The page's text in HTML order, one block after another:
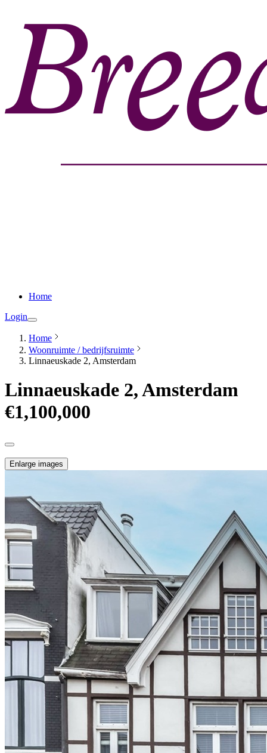
Home
Login
Home
Woonruimte / bedrijfsruimte
Linnaeuskade 2, Amsterdam
Linnaeuskade 2, Amsterdam
€1,100,000
Enlarge images